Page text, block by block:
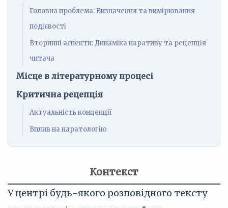
Головна проблема: Визначення та вимірювання
подієвості
Вторинні аспекти: Динаміка наративу та рецепція
читача
Місце в літературному процесі
Критична рецепція
Актуальність концепції
Вплив на наратологію
Контекст
У центрі будь-якого розповідного тексту